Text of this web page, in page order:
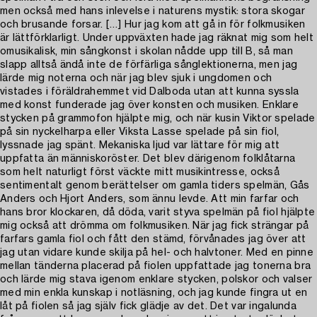
men också med hans inlevelse i naturens mystik: stora skogar
och brusande forsar. […] Hur jag kom att gå in för folkmusiken
är lättförklarligt. Under uppväxten hade jag räknat mig som helt
omusikalisk, min sångkonst i skolan nådde upp till B, så man
slapp alltså ändå inte de förfärliga sånglektionerna, men jag
lärde mig noterna och när jag blev sjuk i ungdomen och
vistades i föräldrahemmet vid Dalboda utan att kunna syssla
med konst funderade jag över konsten och musiken. Enklare
stycken på grammofon hjälpte mig, och när kusin Viktor spelade
på sin nyckelharpa eller Viksta Lasse spelade på sin fiol,
lyssnade jag spänt. Mekaniska ljud var lättare för mig att
uppfatta än människoröster. Det blev därigenom folklåtarna
som helt naturligt först väckte mitt musikintresse, också
sentimentalt genom berättelser om gamla tiders spelmän, Gås
Anders och Hjort Anders, som ännu levde. Att min farfar och
hans bror klockaren, då döda, varit styva spelmän på fiol hjälpte
mig också att drömma om folkmusiken. När jag fick strängar på
farfars gamla fiol och fått den stämd, förvånades jag över att
jag utan vidare kunde skilja på hel- och halvtoner. Med en pinne
mellan tänderna placerad på fiolen uppfattade jag tonerna bra
och lärde mig stava igenom enklare stycken, polskor och valser
med min enkla kunskap i notläsning, och jag kunde fingra ut en
låt på fiolen så jag själv fick glädje av det. Det var ingalunda